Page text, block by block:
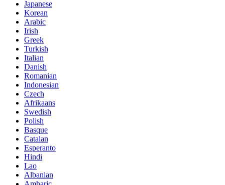
Japanese
Korean
Arabic
Irish
Greek
Turkish
Italian
Danish
Romanian
Indonesian
Czech
Afrikaans
Swedish
Polish
Basque
Catalan
Esperanto
Hindi
Lao
Albanian